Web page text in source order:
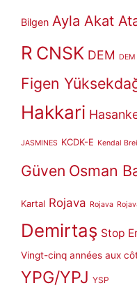
Bilgen Ayla Akat
R CNSK DEM
Figen
Hakkari
JASMINES KCDK-E Kendal
Güven Osman
Kartal Rojava Rojava
Demirtaş Stop
Vingt-cinq années aux
YPG/YPJ YSP